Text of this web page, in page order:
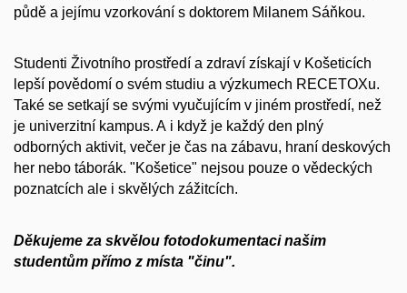
půdě a jejímu vzorkování s doktorem Milanem Sáňkou.
Studenti Životního prostředí a zdraví získají v Košeticích
lepší povědomí o svém studiu a výzkumech RECETOXu.
Také se setkají se svými vyučujícím v jiném prostředí, než
je univerzitní kampus. A i když je každý den plný
odborných aktivit, večer je čas na zábavu, hraní deskových
her nebo táborák. "Košetice" nejsou pouze o vědeckých
poznatcích ale i skvělých zážitcích.
Děkujeme za skvělou fotodokumentaci našim
studentům přímo z místa "činu".